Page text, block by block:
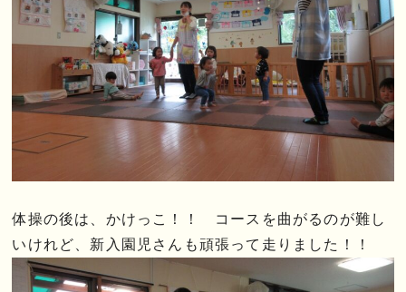
体操の後は、かけっこ！！ コースを曲がるのが難し
いけれど、新入園児さんも頑張って走りました！！